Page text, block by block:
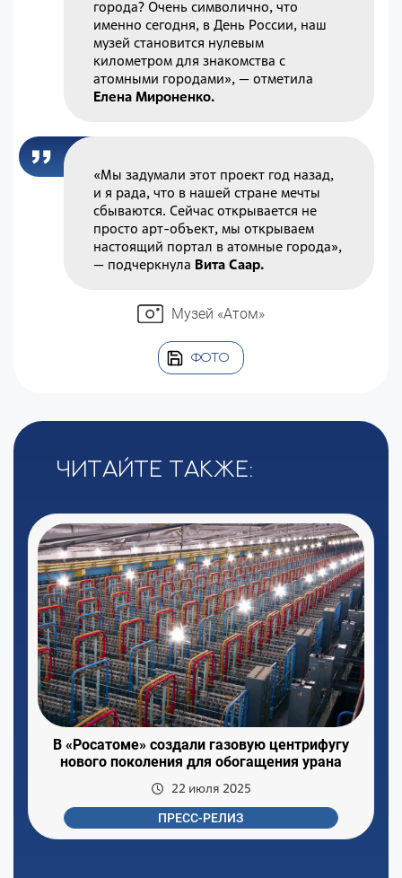
города? Очень символично, что
именно сегодня, в День России, наш
музей становится нулевым
километром для знакомства с
атомными городами», — отметила
Елена Мироненко.
«Мы задумали этот проект год назад,
и я рада, что в нашей стране мечты
сбываются. Сейчас открывается не
просто арт-объект, мы открываем
настоящий портал в атомные города»,
— подчеркнула Вита Саар.
Музей «Атом»
ФОТО
Читайте также:
В «Росатоме» создали газовую центрифугу
нового поколения для обогащения урана
22 июля 2025
ПРЕСС-РЕЛИЗ